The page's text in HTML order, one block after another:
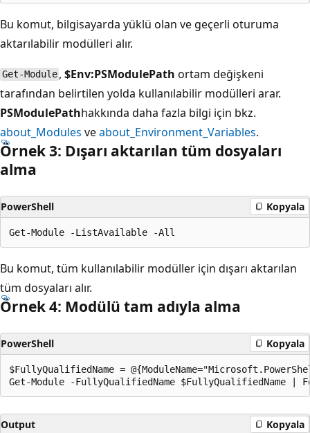
Bu komut, bilgisayarda yüklü olan ve geçerli oturuma
aktarılabilir modülleri alır.
Get-Module ,$Env:PSModulePath ortam değişkeni
tarafından belirtilen yolda kullanılabilir modülleri arar.
PSModulePathhakkında daha fazla bilgi için bkz.
about_Modules veabout_Environment_Variables.
Örnek 3: Dışarı aktarılan tüm dosyaları
alma
PowerShell Kopyala
Bu komut, tüm kullanılabilir modüller için dışarı aktarılan
tüm dosyaları alır.
Örnek 4: Modülü tam adıyla alma
PowerShell Kopyala
$FullyQualifiedName =
Output Kopyala